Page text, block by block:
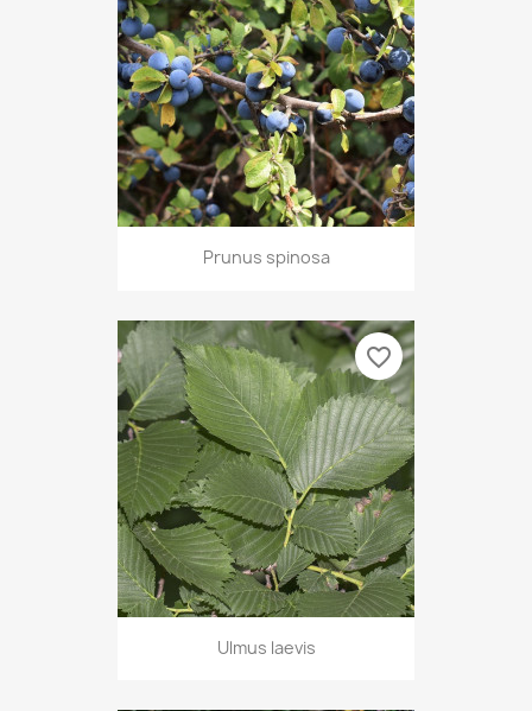
Prunus spinosa
Ulmus laevis
favorite_border